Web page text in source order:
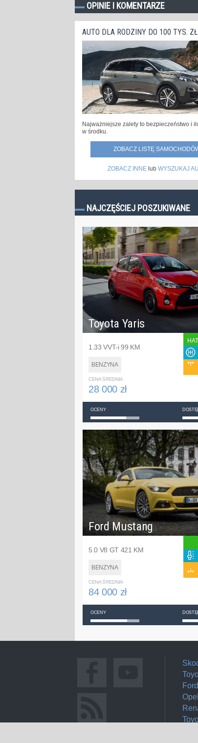
OPINIE I KOMENTARZE
AUTO DLA RODZINY DO 100 TYS. ZŁ
Najważniejsze zalety to bezpieczeństwo i
w środku.
ZOBACZ LISTĘ
ZOBACZ INNE lub WYSZUKAJ
NAJCZĘŚCIEJ POSZUKIWANE
Toyota Yaris
1.33 VVT-i 99 KM
BENZYNA
CENA ŚREDNIA
28 000 zł
OCENY
Ford Mustang
5.0 V8 GT 421 KM
BENZYNA
CENA ŚREDNIA
84 000 zł
OCENY